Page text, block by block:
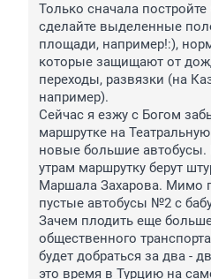
Только сначала
сделайте выделенные
площади, например!:),
которые защищают от
переходы, развязки (на
например).
Сейчас я езжу с Богом
маршрутке на
новые большие
утрам маршрутку берут
Маршала Захарова. Мимо
пустые автобусы №2 с
Зачем плодить еще
общественного
будет добраться за два -
это время в Турцию на